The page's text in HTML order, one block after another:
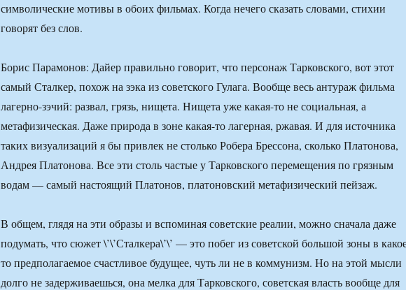
символические мотивы в обоих фильмах. Когда нечего сказать словами, стихии
говорят без слов.
Борис Парамонов: Дайер правильно говорит, что персонаж Тарковского, вот этот
самый Сталкер, похож на зэка из советского Гулага. Вообще весь антураж фильма
лагерно-зэчий: развал, грязь, нищета. Нищета уже какая-то не социальная, а
метафизическая. Даже природа в зоне какая-то лагерная, ржавая. И для источника
таких визуализаций я бы привлек не столько Робера Брессона, сколько Платонова,
Андрея Платонова. Все эти столь частые у Тарковского перемещения по грязным
водам — самый настоящий Платонов, платоновский метафизический пейзаж.
В общем, глядя на эти образы и вспоминая советские реалии, можно сначала даже
подумать, что сюжет \’\’Сталкера\’\’ — это побег из советской большой зоны в
то предполагаемое счастливое будущее, чуть ли не в коммунизм. Но на этой мысли
долго не задерживаешься, она мелка для Тарковского, советская власть вообще для